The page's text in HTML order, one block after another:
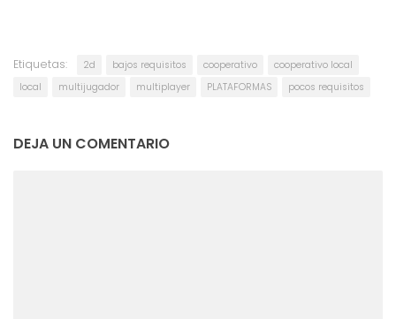
Etiquetas: 2d bajos requisitos cooperativo
cooperativo local
local
multijugador multiplayer PLATAFORMAS pocos requisitos
DEJA UN COMENTARIO